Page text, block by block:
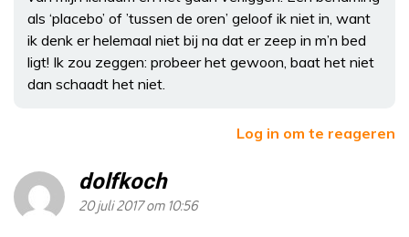
als ‘placebo’ of ’tussen de oren’ geloof ik niet in, want
ik denk er helemaal niet bij na dat er zeep in m’n bed
ligt! Ik zou zeggen: probeer het gewoon, baat het niet
dan schaadt het niet.
Log in om te reageren
dolfkoch
20 juli 2017 om 10:56